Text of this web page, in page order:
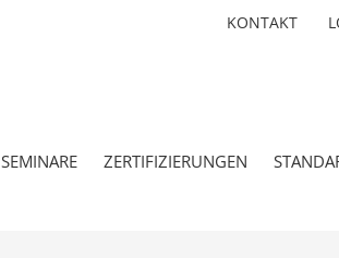
KONTAKT
SEMINARE ZERTIFIZIERUNGEN